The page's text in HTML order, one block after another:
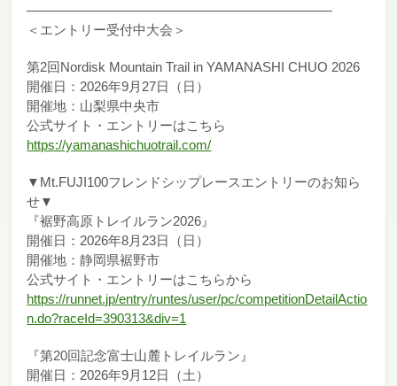
———————————————————————
＜エントリー受付中大会＞
第2回Nordisk Mountain Trail in YAMANASHI CHUO 2026
開催日：2026年9月27日（日）
開催地：山梨県中央市
公式サイト・エントリーはこちら
https://yamanashichuotrail.com/
▼Mt.FUJI100フレンドシップレースエントリーのお知ら
せ▼
『裾野高原トレイルラン2026』
開催日：2026年8月23日（日）
開催地：静岡県裾野市
公式サイト・エントリーはこちらから
https://runnet.jp/entry/runtes/user/pc/competitionDetailActio
n.do?raceId=390313&div=1
『第20回記念富士山麓トレイルラン』
開催日：2026年9月12日（土）